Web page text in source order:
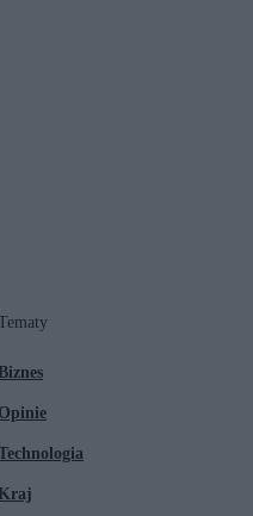
Opinie